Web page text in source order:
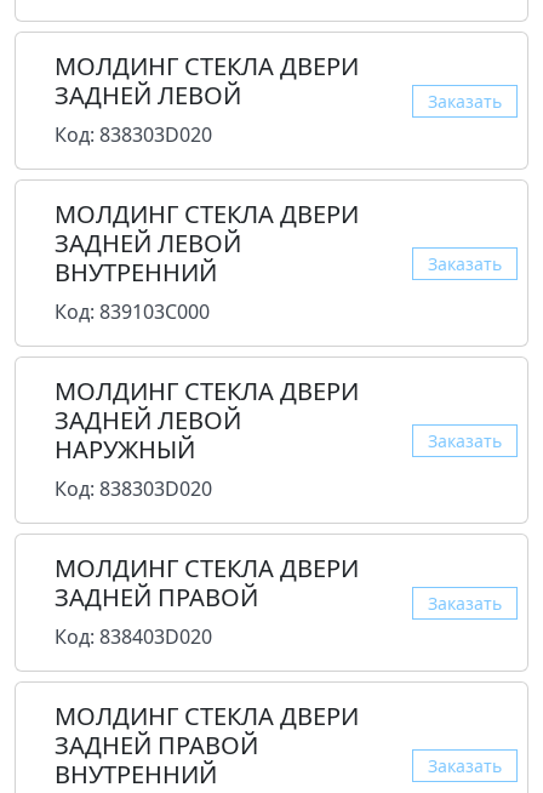
МОЛДИНГ СТЕКЛА ДВЕРИ
ЗАДНЕЙ ЛЕВОЙ
Код: 838303D020
Заказать
МОЛДИНГ СТЕКЛА ДВЕРИ
ЗАДНЕЙ ЛЕВОЙ
ВНУТРЕННИЙ
Код: 839103C000
Заказать
МОЛДИНГ СТЕКЛА ДВЕРИ
ЗАДНЕЙ ЛЕВОЙ
НАРУЖНЫЙ
Код: 838303D020
Заказать
МОЛДИНГ СТЕКЛА ДВЕРИ
ЗАДНЕЙ ПРАВОЙ
Код: 838403D020
Заказать
МОЛДИНГ СТЕКЛА ДВЕРИ
ЗАДНЕЙ ПРАВОЙ
ВНУТРЕННИЙ
Заказать